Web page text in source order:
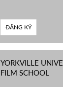
ĐĂNG KÝ
YORKVILLE
FILM SCHOOL